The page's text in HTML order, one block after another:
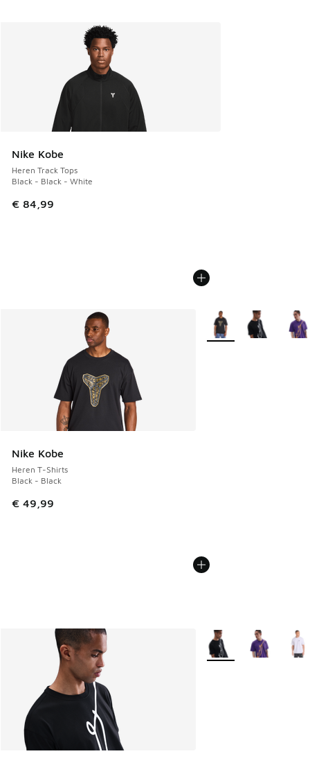
Nike Kobe
Heren Track Tops
Black - Black - White
€ 84,99
Nike Kobe
Heren T-Shirts
Black - Black
€ 49,99
Meer kleuren
Meer kleuren